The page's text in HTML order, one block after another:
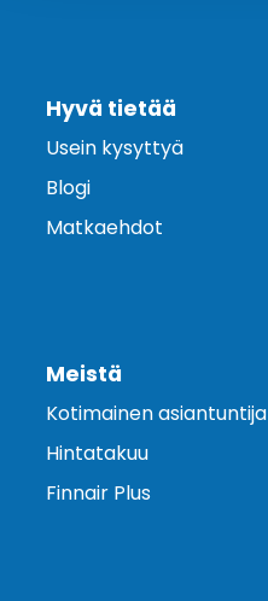
Hyvä tietää
Usein kysyttyä
Blogi
Matkaehdot
Meistä
Kotimainen asiantuntija
Hintatakuu
Finnair Plus